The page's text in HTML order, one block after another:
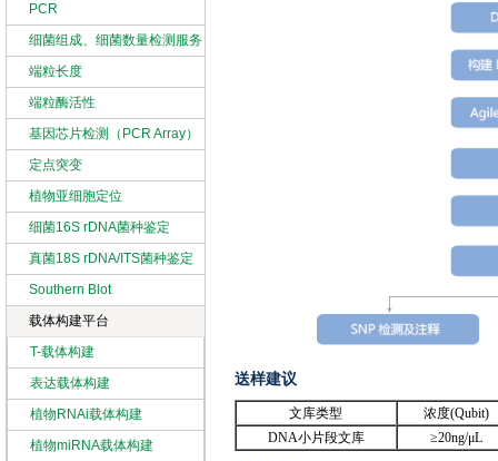
PCR
细菌组成、细菌数量检测服务
端粒长度
端粒酶活性
基因芯片检测（PCR Array）
定点突变
植物亚细胞定位
细菌16S rDNA菌种鉴定
真菌18S rDNA/ITS菌种鉴定
Southern Blot
载体构建平台
T-载体构建
表达载体构建
植物RNAi载体构建
植物miRNA载体构建
送样建议
文库类型
浓度(Qubit)
DNA小片段文库
≥20ng/μL